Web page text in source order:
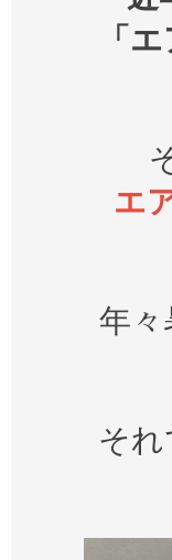
「
エ
年々
それ